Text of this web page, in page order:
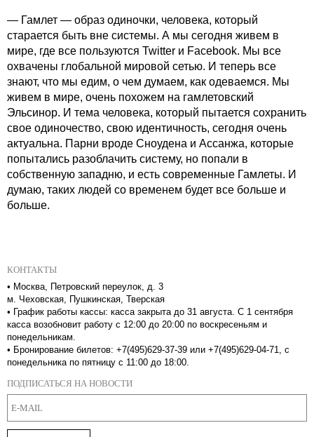
— Гамлет — образ одиночки, человека, который
старается быть вне системы. А мы сегодня живем в
мире, где все пользуются Twitter и Facebook. Мы все
охвачены глобальной мировой сетью. И теперь все
знают, что мы едим, о чем думаем, как одеваемся. Мы
живем в мире, очень похожем на гамлетовский
Эльсинор. И тема человека, который пытается сохранить
свое одиночество, свою идентичность, сегодня очень
актуальна. Парни вроде Сноудена и Ассанжа, которые
попытались разоблачить систему, но попали в
собственную западню, и есть современные Гамлеты. И
думаю, таких людей со временем будет все больше и
больше.
КОНТАКТЫ
• Москва, Петровский переулок, д. 3
м. Чеховская, Пушкинская, Тверская
• График работы кассы: касса закрыта до 31 августа. С 1 сентября
касса возобновит работу с 12:00 до 20:00 по воскресеньям и
понедельникам.
• Бронирование билетов: +7(495)629-37-39 или +7(495)629-04-71, с
понедельника по пятницу с 11:00 до 18:00.
ПОДПИСАТЬСЯ НА НОВОСТИ